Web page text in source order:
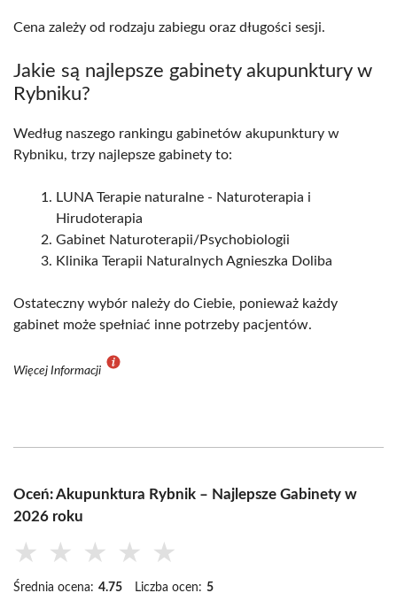
Cena zależy od rodzaju zabiegu oraz długości sesji.
Jakie są najlepsze gabinety akupunktury w
Rybniku?
Według naszego rankingu gabinetów akupunktury w
Rybniku, trzy najlepsze gabinety to:
LUNA Terapie naturalne - Naturoterapia i
Hirudoterapia
Gabinet Naturoterapii/Psychobiologii
Klinika Terapii Naturalnych Agnieszka Doliba
Ostateczny wybór należy do Ciebie, ponieważ każdy
gabinet może spełniać inne potrzeby pacjentów.
Więcej Informacji
Oceń: Akupunktura Rybnik – Najlepsze Gabinety w
2026 roku
★ ★ ★ ★ ★
Średnia ocena: 4.75 Liczba ocen: 5